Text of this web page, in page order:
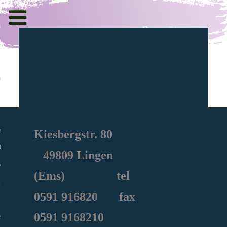
und Informationen
Sozialarbeit
Toggle
navigation
Kiesbergstr. 80
49809 Lingen
(Ems) tel
0591916820 fax
0591 9168210